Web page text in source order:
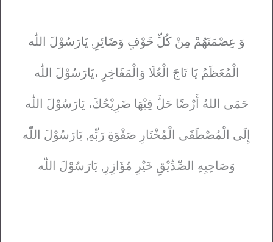
وَ عِصْمَتَهُمْ مِنْ کُلِّ خَوْفٍ وَضَائِرِ, يَارَسُوْلَ اللّٰه
الْمُعَظَمُ يَا تَاجَ الْعُلَا وَالْمَفَاخِرِ ،يَارَسُوْلَ اللّٰه
حَمَی اللهُ أَرْضًا حَلَّ فِيْهَا ضَرِيْحُكَ، يَارَسُوْلَ اللّٰه
إِلَی الْمُصْطَفَی الْمُخْتَارِ صَفْوَةِ رَبِّهِ, يَارَسُوْلَ اللّٰه
وَصَاحِبِهِ الصِّدِّيْقِ خَيْرِ مُؤَازِرِ, يَارَسُوْلَ اللّٰه